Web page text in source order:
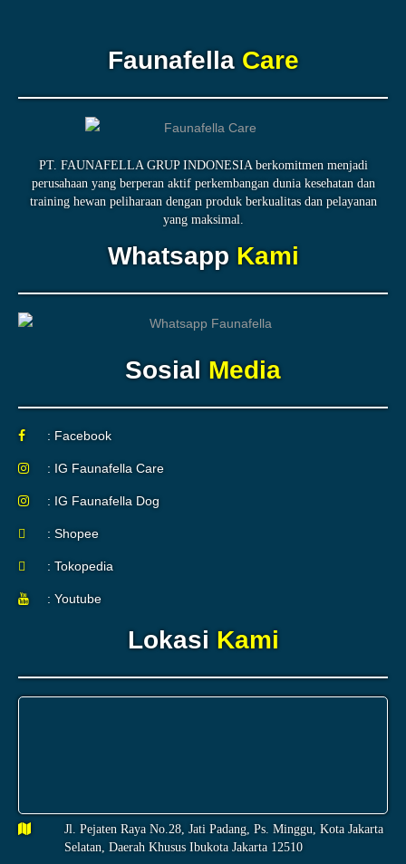
FaunafellaCare
PT. FAUNAFELLA GRUP INDONESIA berkomitmen menjadi
perusahaan yang berperan aktif perkembangan dunia kesehatan dan
training hewan peliharaan dengan produk berkualitas dan pelayanan
yang maksimal.
WhatsappKami
Sosial Media
: Facebook
: IG Faunafella Care
: IG Faunafella Dog
: Shopee
: Tokopedia
: Youtube
Lokasi Kami
Jl. Pejaten Raya No.28, Jati Padang, Ps. Minggu, Kota Jakarta
Selatan, Daerah Khusus Ibukota Jakarta 12510